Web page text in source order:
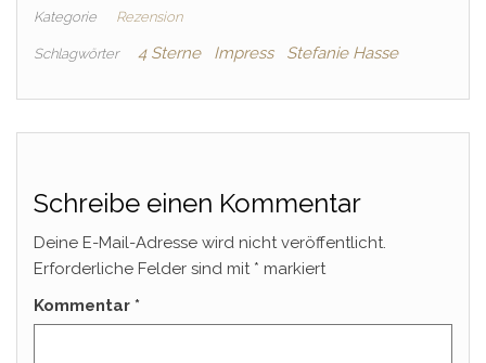
Kategorie Rezension
Schlagwörter 4 Sterne Impress Stefanie Hasse
Schreibe einen Kommentar
Deine E-Mail-Adresse wird nicht veröffentlicht.
Erforderliche Felder sind mit * markiert
Kommentar *